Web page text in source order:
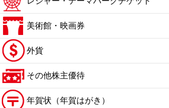
美術館・映画券
外貨
その他株主優待
年賀状（年賀はがき）